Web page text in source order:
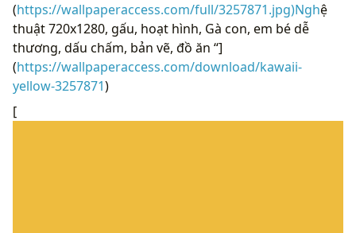
(https://wallpaperaccess.com/full/3257871.jpg)Nghệ
thuật 720x1280, gấu, hoạt hình, Gà con, em bé dễ
thương, dấu chấm, bản vẽ, đồ ăn “]
(https://wallpaperaccess.com/download/kawaii-
yellow-3257871)
[